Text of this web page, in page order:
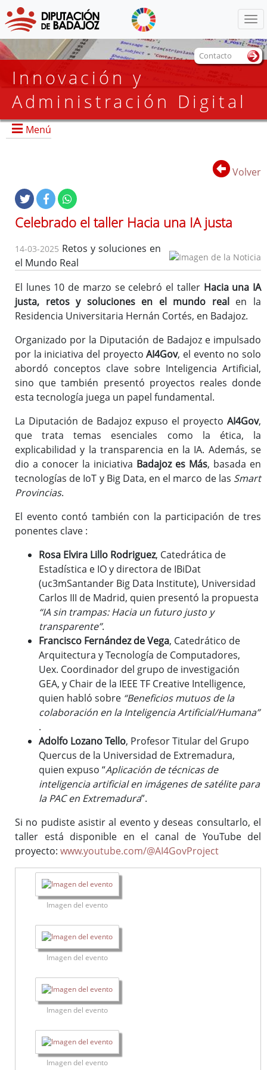
Innovación y
Administración Digital
Menú
Portada
Organigrama
Transparencia, Calidad y Atención al Ciudadano
Actualidad
Sede Electrónica
Consulta de facturas
Códigos FACe de Diputación
Normativa
EE.LL.
Asistencia Informática
Aplicativos en la Red Segura
Alojamiento web, Correo Electrónico, Otros
Copias de seguridad
Radio en Internet
Red de Comunicaciones Seguras
Badajoz en Red
Badajoz.es
@Webmail
Volver
Celebrado el taller Hacia una IA justa
14-03-2025 Retos y soluciones en
el Mundo Real
El lunes 10 de marzo se celebró el taller Hacia una IA
justa, retos y soluciones en el mundo realen la
Residencia Universitaria Hernán Cortés, en Badajoz.
Organizado por la Diputación de Badajoz e impulsado
por la iniciativa del proyectoAI4Gov, el evento no solo
abordó conceptos clave sobre Inteligencia Artificial,
sino que también presentó proyectos reales donde
esta tecnología juega un papel fundamental.
La Diputación de Badajoz expuso el proyecto AI4Gov,
que trata temas esenciales como la ética, la
explicabilidad y la transparencia en la IA. Además, se
dio a conocer la iniciativa Badajoz es Más, basada en
tecnologías de IoT y Big Data, en el marco de las Smart
Provincias.
El evento contó también con la participación de tres
ponentes clave :
Rosa Elvira Lillo Rodriguez, Catedrática de
Estadística e IO y directora de IBiDat
(uc3mSantander Big Data Institute), Universidad
Carlos III de Madrid, quien presentó la propuesta
“IA sin trampas: Hacia un futuro justo y
transparente”.
Francisco Fernández de Vega, Catedrático de
Arquitectura y Tecnología de Computadores,
Uex. Coordinador del grupo de investigación
GEA, y Chair de la IEEE TF Creative Intelligence,
quien habló sobre “Beneficios mutuos de la
colaboración en la Inteligencia Artificial/Humana”
.
Adolfo Lozano Tello, Profesor Titular del Grupo
Quercus de la Universidad de Extremadura,
quien expuso “Aplicación de técnicas de
inteligencia artificial en imágenes de satélite para
la PAC en Extremadura”.
Si no pudiste asistir al evento y deseas consultarlo, el
taller está disponible en el canal de YouTube del
proyecto: www.youtube.com/@AI4GovProject
Imagen del evento
Imagen del evento
Imagen del evento
Imagen del evento
Contacto